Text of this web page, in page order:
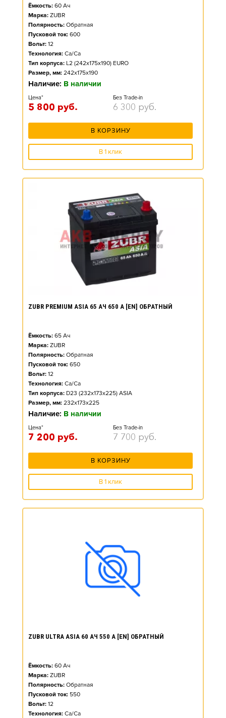
Ёмкость: 60 Ач
Марка: ZUBR
Полярность: Обратная
Пусковой ток: 600
Вольт: 12
Технология: Ca/Ca
Тип корпуса: L2 (242x175x190) EURO
Размер, мм: 242x175x190
Наличие: В наличии
Цена*
5 800 руб.
Без Trade-in
6 300 руб.
В КОРЗИНУ
В 1 клик
ZUBR PREMIUM ASIA 65 АЧ 650 А [EN] ОБРАТНЫЙ
Ёмкость: 65 Ач
Марка: ZUBR
Полярность: Обратная
Пусковой ток: 650
Вольт: 12
Технология: Ca/Ca
Тип корпуса: D23 (232x173x225) ASIA
Размер, мм: 232x173x225
Наличие: В наличии
Цена*
7 200 руб.
Без Trade-in
7 700 руб.
В КОРЗИНУ
В 1 клик
ZUBR ULTRA ASIA 60 АЧ 550 А [EN] ОБРАТНЫЙ
Ёмкость: 60 Ач
Марка: ZUBR
Полярность: Обратная
Пусковой ток: 550
Вольт: 12
Технология: Ca/Ca